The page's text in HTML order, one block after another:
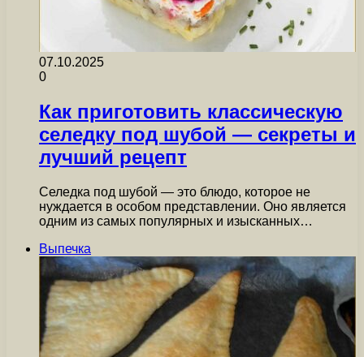
07.10.2025
0
Как приготовить классическую
селедку под шубой — секреты и
лучший рецепт
Селедка под шубой — это блюдо, которое не
нуждается в особом представлении. Оно является
одним из самых популярных и изысканных…
Выпечка